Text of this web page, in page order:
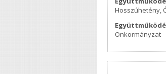
Hosszúhetény,
Önkormányzat